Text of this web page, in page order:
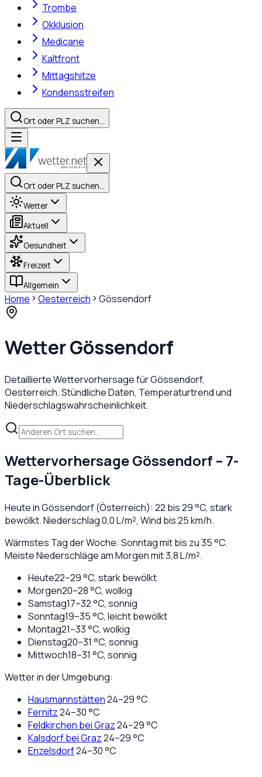
Trombe
Okklusion
Medicane
Kaltfront
Mittagshitze
Kondensstreifen
Ort oder PLZ suchen…
Ort oder PLZ suchen…
Wetter
Aktuell
Gesundheit
Freizeit
Allgemein
Home Oesterreich Gössendorf
WetterGössendorf
Detaillierte Wettervorhersage fürGössendorf,
Oesterreich. Stündliche Daten, Temperaturtrend und
Niederschlagswahrscheinlichkeit.
WettervorhersageGössendorf – 7-
Tage-Überblick
Heute inGössendorf(Österreich): 22 bis29°C, stark
bewölkt. Niederschlag0,0L/m², Wind bis25km/h.
Wärmstes Tag der Woche: Sonntag mit bis zu 35 °C.
Meiste Niederschläge am Morgen mit 3,8 L/m².
Heute22–29°C, stark bewölkt
Morgen20–28°C, wolkig
Samstag17–32°C, sonnig
Sonntag19–35°C, leicht bewölkt
Montag21–33°C, wolkig
Dienstag20–31 °C, sonnig
Mittwoch18–31 °C, sonnig
Wetter in der Umgebung:
Hausmannstätten24–29°C
Fernitz24–30°C
Feldkirchen bei Graz24–29°C
Kalsdorf bei Graz24–29°C
Enzelsdorf24–30°C